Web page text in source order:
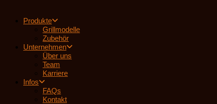
Produkte
Grillmodelle
Zubehör
Unternehmen
Über uns
Team
Karriere
Infos
FAQs
Kontakt